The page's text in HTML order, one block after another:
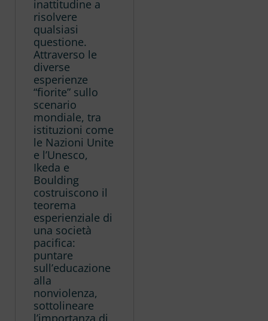
inattitudine a
risolvere
qualsiasi
questione.
Attraverso le
diverse
esperienze
“fiorite” sullo
scenario
mondiale, tra
istituzioni come
le Nazioni Unite
e l’Unesco,
Ikeda e
Boulding
costruiscono il
teorema
esperienziale di
una società
pacifica:
puntare
sull’educazione
alla
nonviolenza,
sottolineare
l’importanza di